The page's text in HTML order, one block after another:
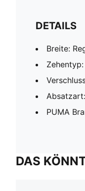
DETAILS
Breite:
PUMA
DAS